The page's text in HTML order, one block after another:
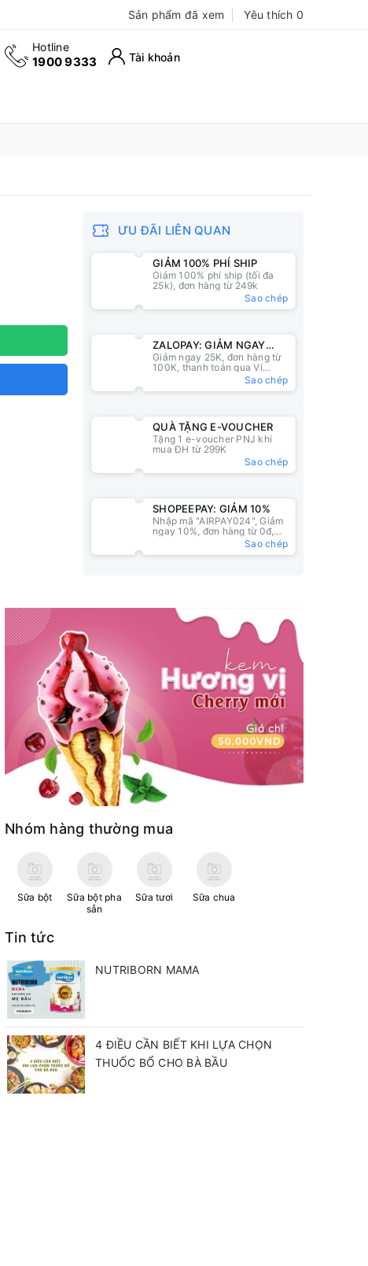
Sản phẩm đã xem Yêu thích 0
Hotline
1900 9333 Tài khoản
ƯU ĐÃI LIÊN QUAN
GIẢM 100% PHÍ SHIP
Giảm 100% phí ship (tối đa
25k), đơn hàng từ 249k
Sao chép
ZALOPAY: GIẢM NGAY
25K
Giảm ngay 25K, đơn hàng từ
100K, thanh toán qua Ví
Sao chép
QUÀ TẶNG E-VOUCHER
Tặng 1 e-voucher PNJ khi
mua ĐH từ 299K
Sao chép
SHOPEEPAY: GIẢM 10%
Nhập mã "AIRPAY024", Giảm
ngay 10%, đơn hàng từ 0đ,
nhập mã tại ví ShopeePay
Sao chép
Nhóm hàng thường mua
Sữa bột
Sữa bột pha
sẳn
Sữa tươi Sữa chua
Tin tức
NUTRIBORN MAMA
4 ĐIỀU CẦN BIẾT KHI LỰA CHỌN
THUỐC BỔ CHO BÀ BẦU